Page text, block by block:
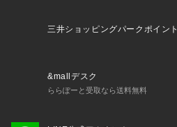
三井ショッピングパークポイント
&mallデスク
ららぽーと受取なら送料無料